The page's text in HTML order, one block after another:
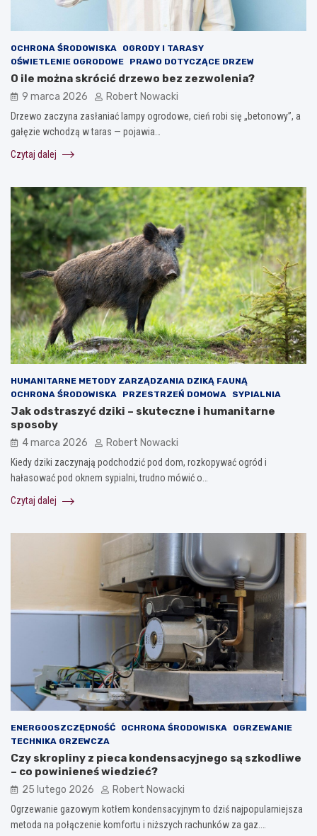
OCHRONA ŚRODOWISKA
OGRODY I TARASY
OŚWIETLENIE OGRODOWE
PRAWO DOTYCZĄCE DRZEW
O ile można skrócić drzewo bez zezwolenia?
9 marca 2026 Robert Nowacki
Drzewo zaczyna zasłaniać lampy ogrodowe, cień robi się „betonowy”, a
gałęzie wchodzą w taras — pojawia…
Czytaj dalej
HUMANITARNE METODY ZARZĄDZANIA DZIKĄ FAUNĄ
OCHRONA ŚRODOWISKA
PRZESTRZEŃ DOMOWA SYPIALNIA
Jak odstraszyć dziki – skuteczne i humanitarne
sposoby
4 marca 2026 Robert Nowacki
Kiedy dziki zaczynają podchodzić pod dom, rozkopywać ogród i
hałasować pod oknem sypialni, trudno mówić o…
Czytaj dalej
ENERGOOSZCZĘDNOŚĆ OCHRONA ŚRODOWISKA
OGRZEWANIE
TECHNIKA GRZEWCZA
Czy skropliny z pieca kondensacyjnego są szkodliwe
– co powinieneś wiedzieć?
25 lutego 2026 Robert Nowacki
Ogrzewanie gazowym kotłem kondensacyjnym to dziś najpopularniejsza
metoda na połączenie komfortu i niższych rachunków za gaz.…